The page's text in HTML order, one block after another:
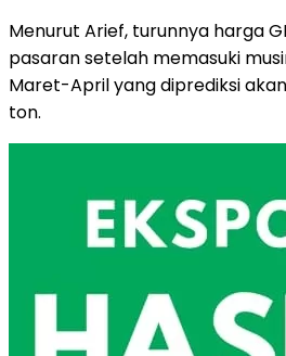
Menurut Arief, turunnya harga
pasaran setelah memasuki
Maret-April yang diprediksi
ton.